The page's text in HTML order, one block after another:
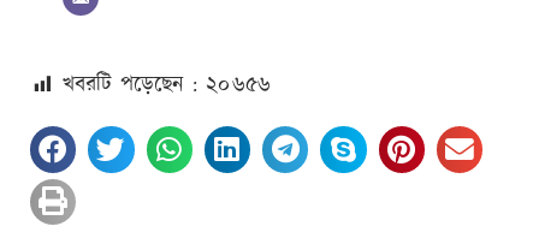
খবরটি পড়েছেন : ২০৬৫৬